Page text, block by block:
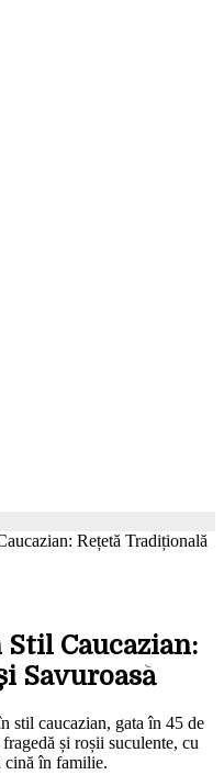
Rețetă Tradițională
Caucazian:
Savuroasă
stil caucazian, gata în 45 de
și roșii suculente, cu
cină în familie.